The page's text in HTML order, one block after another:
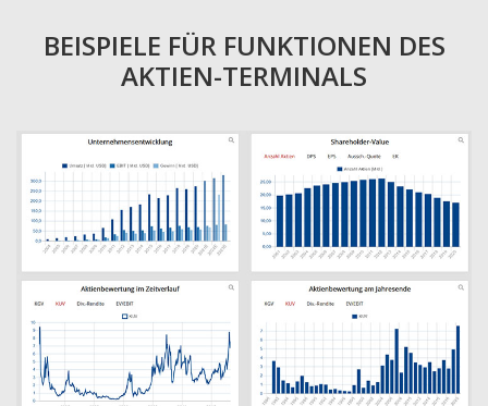
BEISPIELE FÜR FUNKTIONEN DES
AKTIEN-TERMINALS